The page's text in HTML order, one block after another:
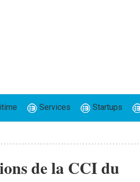
Services Startups
de la CCI du